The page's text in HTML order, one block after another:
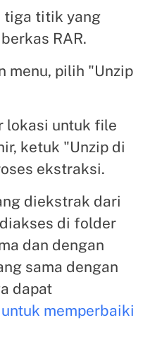
tiga titik yang
RAR.
menu, pilih "Unzip
lokasi untuk file
ketuk "Unzip di
ekstraksi.
diekstrak dari
di folder
dan dengan
sama dengan
dapat
memperbaiki